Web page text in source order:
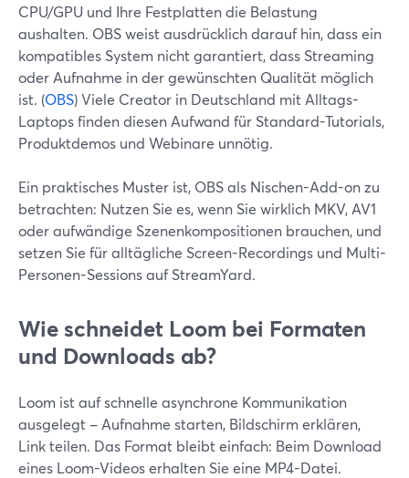
CPU/GPU und Ihre Festplatten die Belastung
aushalten. OBS weist ausdrücklich darauf hin, dass ein
kompatibles System nicht garantiert, dass Streaming
oder Aufnahme in der gewünschten Qualität möglich
ist. (OBS) Viele Creator in Deutschland mit Alltags-
Laptops finden diesen Aufwand für Standard-Tutorials,
Produktdemos und Webinare unnötig.
Ein praktisches Muster ist, OBS als Nischen-Add-on zu
betrachten: Nutzen Sie es, wenn Sie wirklich MKV, AV1
oder aufwändige Szenenkompositionen brauchen, und
setzen Sie für alltägliche Screen-Recordings und Multi-
Personen-Sessions auf StreamYard.
Wie schneidet Loom bei Formaten
und Downloads ab?
Loom ist auf schnelle asynchrone Kommunikation
ausgelegt – Aufnahme starten, Bildschirm erklären,
Link teilen. Das Format bleibt einfach: Beim Download
eines Loom-Videos erhalten Sie eine MP4-Datei.